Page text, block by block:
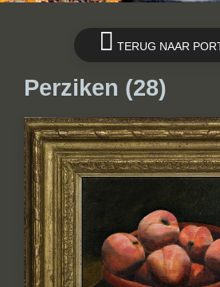
TERUG NAAR
Perziken (28)